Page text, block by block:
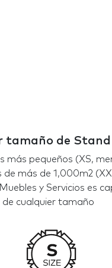
tamaño de Stand
más pequeños (XS,
de más de 1,000m2
y Servicios es
cualquier tamaño